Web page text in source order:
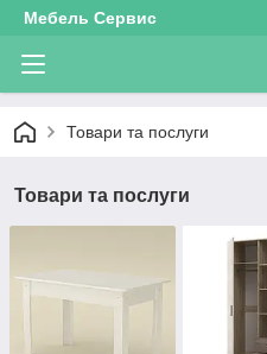
Мебель Сервис
Товари та послуги
Товари та послуги